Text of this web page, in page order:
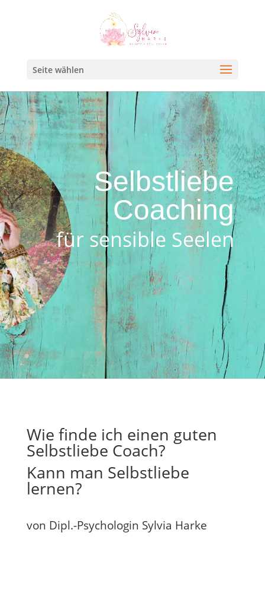
Seite wählen
Selbstliebe
Coaching
für sensible Seelen
Wie finde ich einen guten
Selbstliebe Coach?
Kann man Selbstliebe
lernen?
von Dipl.-Psychologin Sylvia Harke